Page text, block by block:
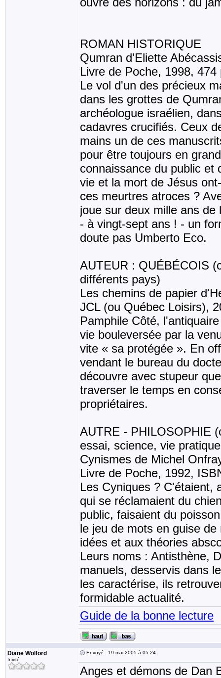
ROMAN HISTORIQUE
Qumran d'Eliette
Livre de Poche, 1998,
Le vol d'un des précieux
dans les grottes de
archéologue israélien,
cadavres crucifiés. Ceux
mains un de ces
pour être toujours en
connaissance du public et
vie et la mort de Jésus
ces meurtres atroces ?
joue sur deux mille ans
- à vingt-sept ans ! - un
doute pas Umberto Eco.
AUTEUR : QUÉBÉCOIS
différents pays)
Les chemins de papier
JCL (ou Québec Loisirs),
Pamphile Côté,
vie bouleversée par la
vite « sa protégée ». En
vendant le bureau du
découvre avec stupeur
traverser le temps en
propriétaires.
AUTRE - PHILOSOPHIE
essai, science, vie
Cynismes de Michel
Livre de Poche, 1992,
Les Cyniques ? C'étaient,
qui se réclamaient du
public, faisaient du
le jeu de mots en guise
idées et aux théories
Leurs noms : Antisthène,
manuels, desservis dans
les caractérise, ils
formidable actualité.
Guide de la bonne lecture
Diane Wolford
Invité
Envoyé : 19 mai 2005 à 05:24
Anges et démons de Dan